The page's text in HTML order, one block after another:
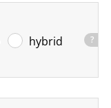
hybrid
?